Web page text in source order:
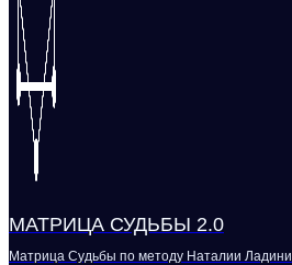
МАТРИЦА СУДЬБЫ 2.0
Матрица Судьбы по методу Наталии Ладини